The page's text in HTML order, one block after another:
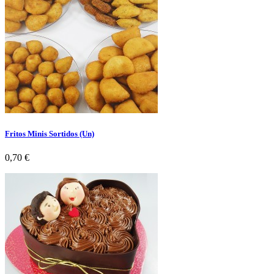
Fritos Minis Sortidos (Un)
Preço
0,70 €